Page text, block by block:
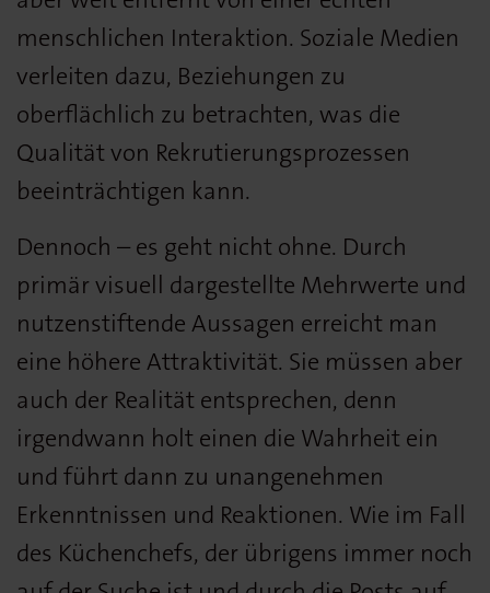
menschlichen Interaktion. Soziale Medien
verleiten dazu, Beziehungen zu
oberflächlich zu betrachten, was die
Qualität von Rekrutierungsprozessen
beeinträchtigen kann.
Dennoch – es geht nicht ohne. Durch
primär visuell dargestellte Mehrwerte und
nutzenstiftende Aussagen erreicht man
eine höhere Attraktivität. Sie müssen aber
auch der Realität entsprechen, denn
irgendwann holt einen die Wahrheit ein
und führt dann zu unangenehmen
Erkenntnissen und Reaktionen. Wie im Fall
des Küchenchefs, der übrigens immer noch